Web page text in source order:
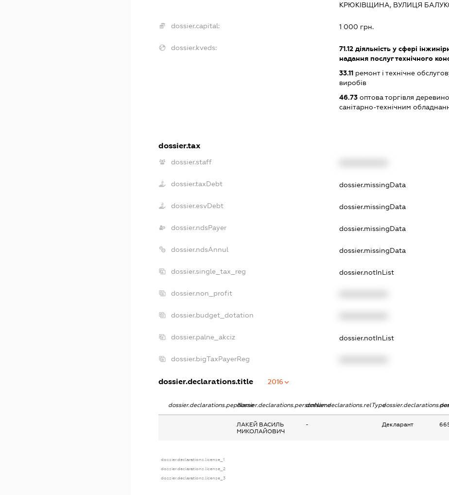
КРЮКІВЩИНА, ВУЛИЦЯ
dossier.capital: 1 000 грн.
dossier.kveds: 71.12діяльність у сфері
надання послуг технічного
33.11ремонт і технічне
виробів
46.73оптова торгівля
санітарно-технічним
dossier.tax
dossier.staff
dossier.taxDebt dossier.missingData
dossier.esvDebt dossier.missingData
dossier.ndsPayer dossier.missingData
dossier.ndsAnnul dossier.missingData
dossier.single_tax_reg dossier.notInList
dossier.non_profit
dossier.budget_dotation
dossier.palne_akciz dossier.notInList
dossier.bigTaxPayerReg
dossier.declarations.title 2016
dossier.declarations.pepNamedossier.declarations.personNamedossier.declarations.relType
ЛАКЕЙ ВАСИЛЬ
МИКОЛАЙОВИЧ
- Декларант
dossier.declarations.license_1
dossier.declarations.license_2
dossier.declarations.license_3